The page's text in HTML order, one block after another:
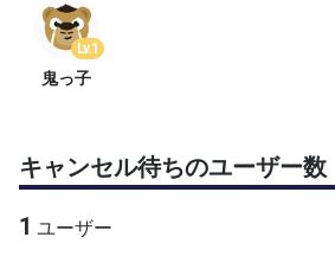
Lv.1
鬼っ子
キャンセル待ちのユーザー数
1 ユーザー